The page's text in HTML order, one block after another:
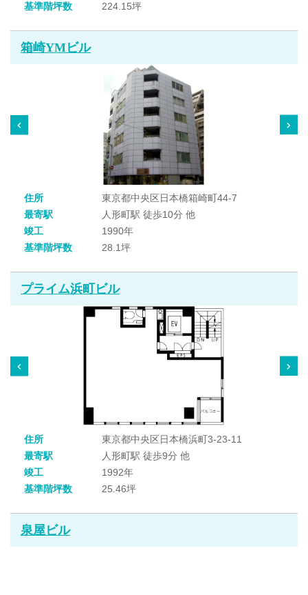
基準階坪数
224.15坪
箱崎YMビル
住所
東京都中央区日本橋箱崎町44-7
最寄駅
人形町駅 徒歩10分 他
竣工
1990年
基準階坪数
28.1坪
プライム浜町ビル
住所
東京都中央区日本橋浜町3-23-11
最寄駅
人形町駅 徒歩9分 他
竣工
1992年
基準階坪数
25.46坪
泉屋ビル